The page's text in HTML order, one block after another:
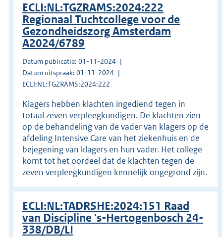
ECLI:NL:TGZRAMS:2024:222
Regionaal Tuchtcollege voor de
Gezondheidszorg Amsterdam
A2024/6789
Datum publicatie: 01-11-2024
Datum uitspraak: 01-11-2024
ECLI:NL:TGZRAMS:2024:222
Klagers hebben klachten ingediend tegen in
totaal zeven verpleegkundigen. De klachten zien
op de behandeling van de vader van klagers op de
afdeling Intensive Care van het ziekenhuis en de
bejegening van klagers en hun vader. Het college
komt tot het oordeel dat de klachten tegen de
zeven verpleegkundigen kennelijk ongegrond zijn.
ECLI:NL:TADRSHE:2024:151 Raad
van Discipline 's-Hertogenbosch 24-
338/DB/LI